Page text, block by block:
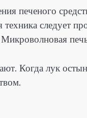
печеного
следует
Когда лук